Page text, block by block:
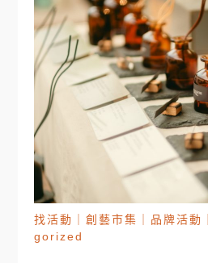
找活動 ｜創藝市集 品牌活動
gorized